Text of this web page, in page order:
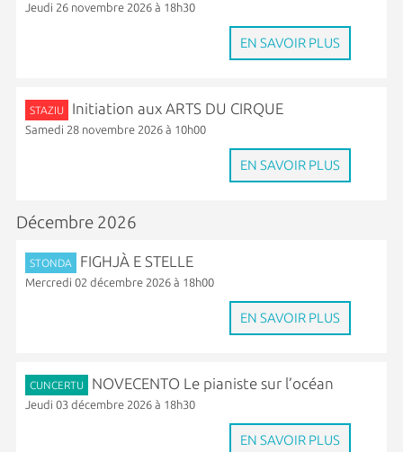
Jeudi 26 novembre 2026 à 18h30
EN SAVOIR PLUS
STAZIU Initiation aux ARTS DU CIRQUE
Samedi 28 novembre 2026 à 10h00
EN SAVOIR PLUS
Décembre 2026
STONDA FIGHJÀ E STELLE
Mercredi 02 décembre 2026 à 18h00
EN SAVOIR PLUS
CUNCERTU NOVECENTO Le pianiste sur l’océan
Jeudi 03 décembre 2026 à 18h30
EN SAVOIR PLUS